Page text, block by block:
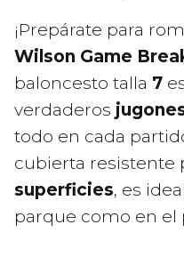
¡Prepárate para
Wilson Game
baloncesto talla 7
verdaderos
todo en cada
cubierta resistente
superficies, es
parque como en el